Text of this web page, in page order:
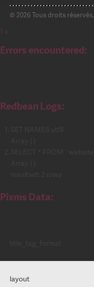
© 2026 Tous droits réservés.
1
Errors encountered:
Redbean Logs:
Pixms Data:
layout